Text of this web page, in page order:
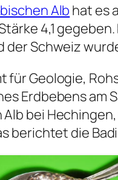
Alb hat es
4,1
der Schweiz
für Geologie,
Erdbebens am
bei
berichtet die